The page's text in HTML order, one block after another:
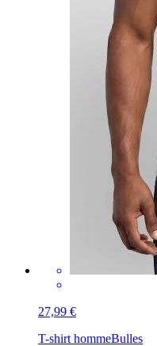
27,99 €
T-shirt hommeBulles